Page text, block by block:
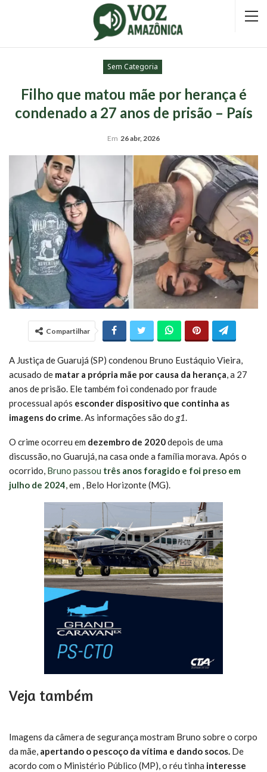
Sem Categoria
Filho que matou mãe por herança é
condenado a 27 anos de prisão – País
Em 26 abr, 2026
Compartilhar
A Justiça de Guarujá (SP) condenou Bruno Eustáquio Vieira,
acusado de matar a própria mãe por causa da herança , a 27
anos de prisão. Ele também foi condenado por fraude
processual após esconder dispositivo que continha as
imagens do crime . As informações são do g1
O crime ocorreu em dezembro de 2020depois de uma
discussão, no Guarujá, na casa onde a família morava. Após o
ocorrido, Bruno passou três anos foragido e foi preso em
julho de 2024 , em , Belo Horizonte (MG).
Veja também
Imagens da câmera de segurança mostram Bruno sobre o corpo
da mãe, apertando o pescoço da vítima e dando socos. De
acordo com o Ministério Público (MP), o réu tinha interesse